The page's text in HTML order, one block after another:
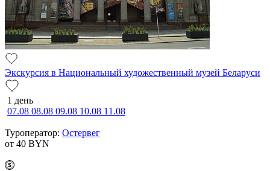
Экскурсия в Национальный художественный музей Беларуси
1 день
07.08 08.08 09.08 10.08 11.08
Туроператор: Остервег
от 40 BYN